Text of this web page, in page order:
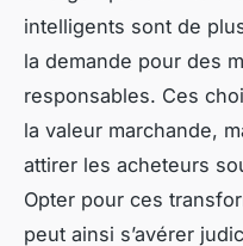
intelligents sont de
la demande pour des
responsables. Ces
la valeur marchande,
attirer les acheteurs
Opter pour ces
peut ainsi s’avérer